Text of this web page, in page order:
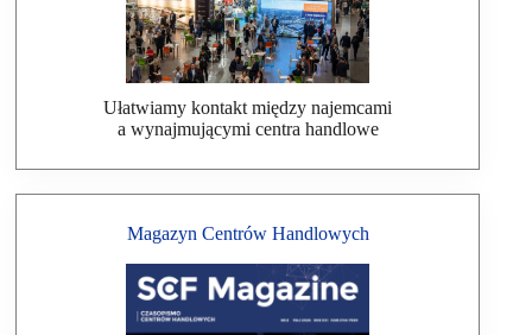
Ułatwiamy kontakt między najemcami
a wynajmującymi centra handlowe
Magazyn Centrów Handlowych